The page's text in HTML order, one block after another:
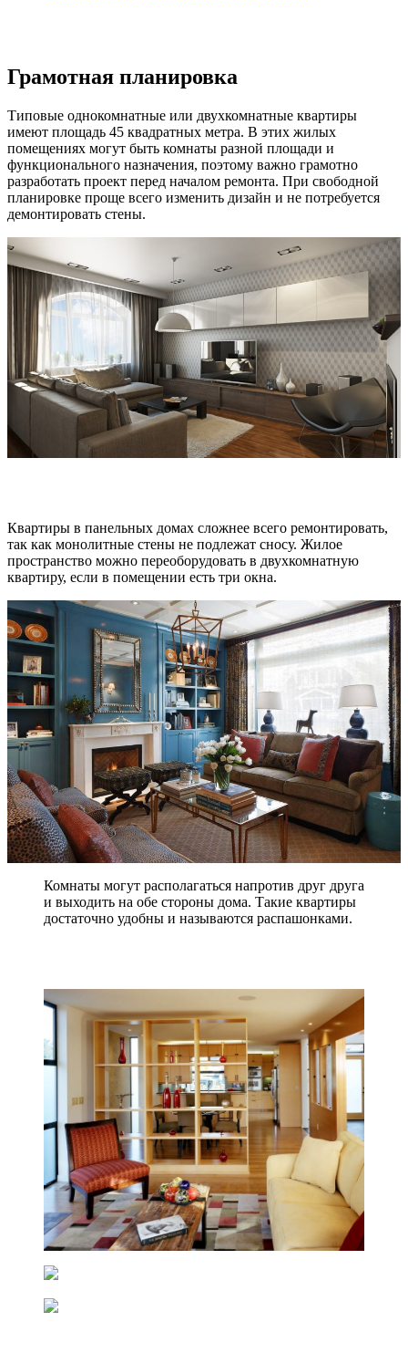
Грамотная планировка
Типовые однокомнатные или двухкомнатные квартиры
имеют площадь 45 квадратных метра. В этих жилых
помещениях могут быть комнаты разной площади и
функционального назначения, поэтому важно грамотно
разработать проект перед началом ремонта. При свободной
планировке проще всего изменить дизайн и не потребуется
демонтировать стены.
Квартиры в панельных домах сложнее всего ремонтировать,
так как монолитные стены не подлежат сносу. Жилое
пространство можно переоборудовать в двухкомнатную
квартиру, если в помещении есть три окна.
Комнаты могут располагаться напротив друг друга
и выходить на обе стороны дома. Такие квартиры
достаточно удобны и называются распашонками.